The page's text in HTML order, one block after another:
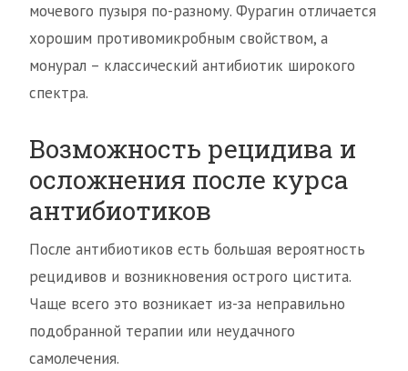
мочевого пузыря по-разному. Фурагин отличается
хорошим противомикробным свойством, а
монурал – классический антибиотик широкого
спектра.
Возможность рецидива и
осложнения после курса
антибиотиков
После антибиотиков есть большая вероятность
рецидивов и возникновения острого цистита.
Чаще всего это возникает из-за неправильно
подобранной терапии или неудачного
самолечения.